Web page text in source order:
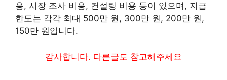
용, 시장 조사 비용, 컨설팅 비용 등이 있으며, 지급
한도는 각각 최대 500만 원, 300만 원, 200만 원,
150만 원입니다.
감사합니다. 다른글도 참고해주세요